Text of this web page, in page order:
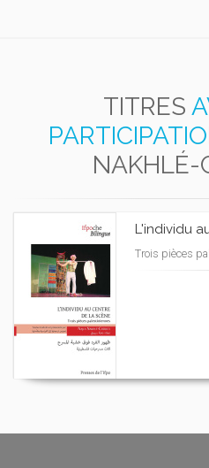
TITRES
NAKHLÉ-
L'individu
Trois pièces